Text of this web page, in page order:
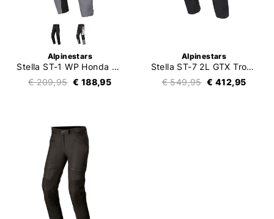
Alpinestars
Stella ST-1 WP Honda Trousers
€ 209,95 € 188,95
Alpinestars
Stella ST-7 2L GTX Trousers
€ 549,95 € 412,95